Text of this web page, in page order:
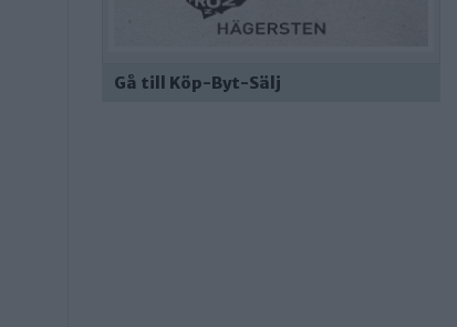
Gå till Köp-Byt-Sälj